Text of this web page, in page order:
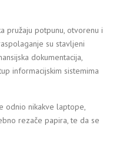
pružaju potpunu, otvorenu i
su stavljeni
dokumentacija,
informacijskim sistemima
odnio nikakve laptope,
rezače papira, te da se